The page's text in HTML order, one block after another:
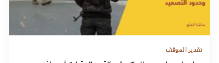
تقدير الموقف